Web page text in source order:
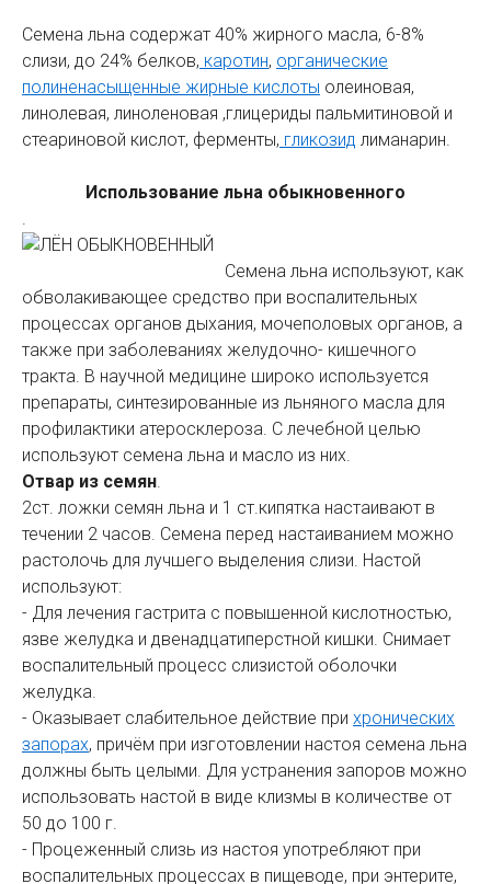
Семена льна содержат 40% жирного масла, 6-8%
слизи, до 24% белков, каротин, органические
полиненасыщенные жирные кислоты олеиновая,
линолевая, линоленовая ,глицериды пальмитиновой и
стеариновой кислот, ферменты, гликозид лиманарин.
Использование льна обыкновенного
.
Семена льна используют, как
обволакивающее средство при воспалительных
процессах органов дыхания, мочеполовых органов, а
также при заболеваниях желудочно- кишечного
тракта. В научной медицине широко используется
препараты, синтезированные из льняного масла для
профилактики атеросклероза. С лечебной целью
используют семена льна и масло из них.
Отвар из семян.
2ст. ложки семян льна и 1 ст.кипятка настаивают в
течении 2 часов. Семена перед настаиванием можно
растолочь для лучшего выделения слизи. Настой
используют:
- Для лечения гастрита с повышенной кислотностью,
язве желудка и двенадцатиперстной кишки. Снимает
воспалительный процесс слизистой оболочки
желудка.
- Оказывает слабительное действие при хронических
запорах, причём при изготовлении настоя семена льна
должны быть целыми. Для устранения запоров можно
использовать настой в виде клизмы в количестве от
50 до 100 г.
- Процеженный слизь из настоя употребляют при
воспалительных процессах в пищеводе, при энтерите,